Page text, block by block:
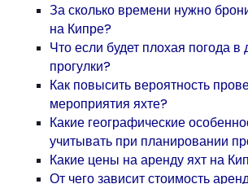
За сколько времени нужно
на Кипре?
Что если будет плохая погода в
прогулки?
Как повысить вероятность
мероприятия яхте?
Какие географические
учитывать при планировании
Какие цены на аренду яхт на
От чего зависит стоимость